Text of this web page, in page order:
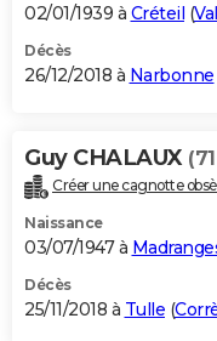
02/01/1939 à Créteil (
Décès
26/12/2018 à Narbonne
Guy CHALAUX
Créer une cagnotte
Naissance
03/07/1947 à
Décès
25/11/2018 à Tulle (